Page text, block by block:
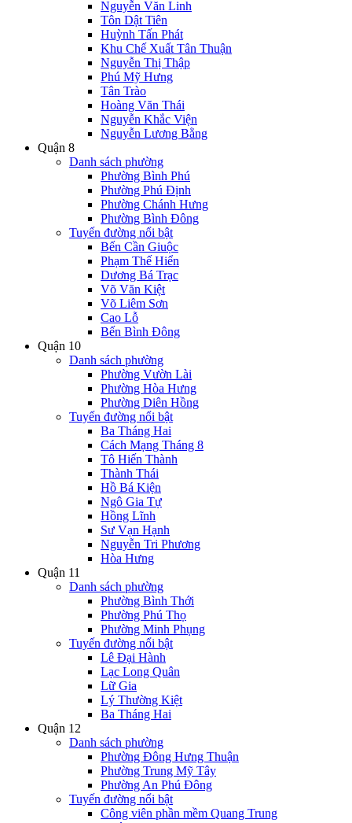
Nguyễn Văn Linh
Tôn Dật Tiên
Huỳnh Tấn Phát
Khu Chế Xuất Tân Thuận
Nguyễn Thị Thập
Phú Mỹ Hưng
Tân Trào
Hoàng Văn Thái
Nguyễn Khắc Viện
Nguyễn Lương Bằng
Quận 8
Danh sách phường
Phường Bình Phú
Phường Phú Định
Phường Chánh Hưng
Phường Bình Đông
Tuyến đường nổi bật
Bến Cần Giuộc
Phạm Thế Hiển
Dương Bá Trạc
Võ Văn Kiệt
Võ Liêm Sơn
Cao Lỗ
Bến Bình Đông
Quận 10
Danh sách phường
Phường Vườn Lài
Phường Hòa Hưng
Phường Diên Hồng
Tuyến đường nổi bật
Ba Tháng Hai
Cách Mạng Tháng 8
Tô Hiến Thành
Thành Thái
Hồ Bá Kiện
Ngô Gia Tự
Hồng Lĩnh
Sư Vạn Hạnh
Nguyễn Tri Phương
Hòa Hưng
Quận 11
Danh sách phường
Phường Bình Thới
Phường Phú Thọ
Phường Minh Phụng
Tuyến đường nổi bật
Lê Đại Hành
Lạc Long Quân
Lữ Gia
Lý Thường Kiệt
Ba Tháng Hai
Quận 12
Danh sách phường
Phường Đông Hưng Thuận
Phường Trung Mỹ Tây
Phường An Phú Đông
Tuyến đường nổi bật
Công viên phần mềm Quang Trung